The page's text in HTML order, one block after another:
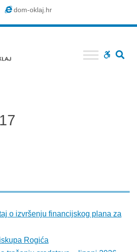
dom-oklaj.hr
WCAG
o izvršenju financijskog plana za
Rogića